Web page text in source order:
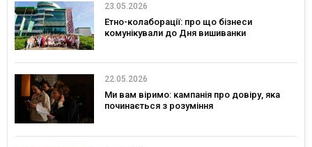
23.05.2026
Етно-колаборації: про що бізнеси
комунікували до Дня вишиванки
22.05.2026
Ми вам віримо: кампанія про довіру, яка
починається з розуміння